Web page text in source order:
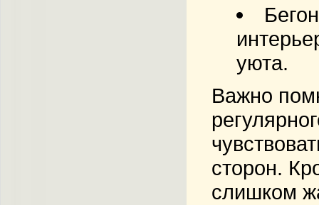
уюта.
Важно
сторон.
слишком